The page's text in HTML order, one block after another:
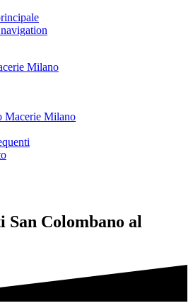
Macerie Milano
Colombano al